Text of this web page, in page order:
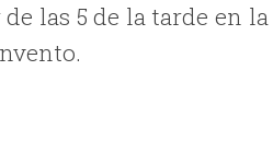
las 5 de la tarde en la